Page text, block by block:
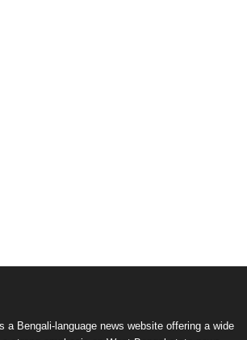
a Bengali-language news website offering a wide